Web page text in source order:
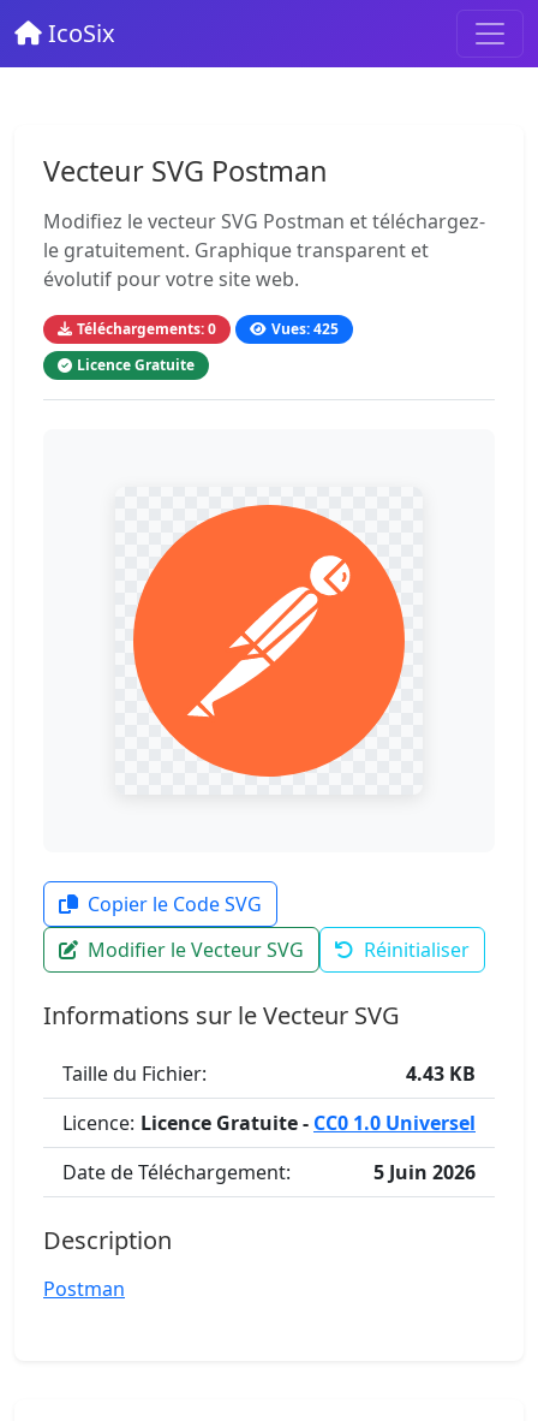
IcoSix
Vecteur SVG Postman
Modifiez le vecteur SVG Postman et téléchargez-
le gratuitement. Graphique transparent et
évolutif pour votre site web.
Téléchargements: 0
Vues: 425
Licence Gratuite
Copier le Code SVG
Modifier le Vecteur SVG
Réinitialiser
Informations sur le Vecteur SVG
Taille du Fichier:
4.43 KB
Licence: Licence Gratuite - CC0 1.0 Universel
Date de Téléchargement:
5 Juin 2026
Description
Postman